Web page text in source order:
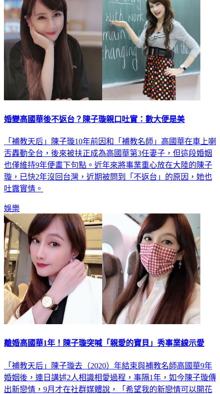
婚變高國華後不返台？陳子璇親口吐實：數大便是美
「補教天后」陳子璇10年前因和「補教名師」高國華在車上喇
舌轟動全台，後來被扶正成為高國華第3任妻子，但這段婚姻
也僅維持9年便畫下句點。近年來將事業重心放在大陸的陳子
璇，已快2年沒回台灣，近期被問到「不返台」的原因，她也
吐露實情。
娛樂
離婚高國華1年！陳子璇突喊「親愛的寶貝」秀事業線示愛
「補教天后」陳子璇去（2020）年結束與補教名師高國華9年
婚姻後，連日講述2人相識相愛過程，事隔1年，如今陳子璇傳
出新戀情，9月才在社群媒體說，「希望我的新戀情可以開花